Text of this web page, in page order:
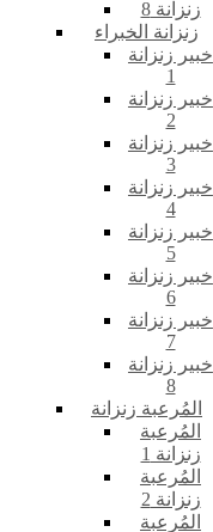
زنزانة 8
زنزانة الخبراء
خبير زنزانة
1
خبير زنزانة
2
خبير زنزانة
3
خبير زنزانة
4
خبير زنزانة
5
خبير زنزانة
6
خبير زنزانة
7
خبير زنزانة
8
المُرعبة زنزانة
المُرعبة
زنزانة 1
المُرعبة
زنزانة 2
المُرعبة